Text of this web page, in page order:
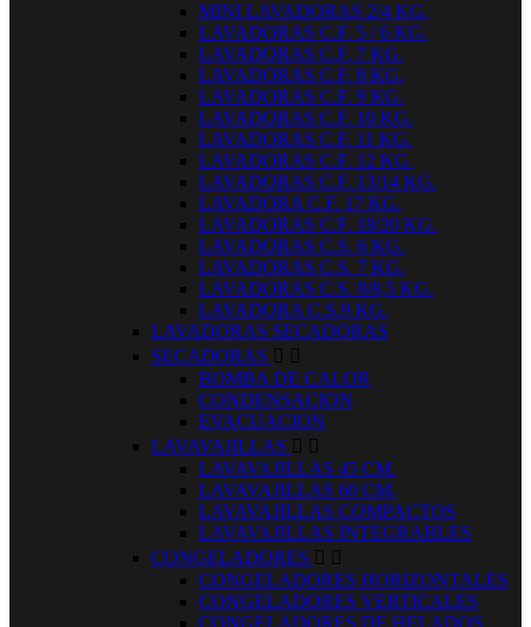
MINI LAVADORAS 2/4 KG.
LAVADORAS C.F. 5 / 6 KG.
LAVADORAS C.F. 7 KG.
LAVADORAS C.F. 8 KG.
LAVADORAS C.F. 9 KG.
LAVADORAS C.F. 10 KG.
LAVADORAS C.F. 11 KG.
LAVADORAS C.F. 12 KG.
LAVADORAS C.F. 13/14 KG.
LAVADORA C.F. 17 KG.
LAVADORAS C.F. 18/20 KG.
LAVADORAS C.S. 6 KG.
LAVADORAS C.S. 7 KG.
LAVADORAS C.S. 8/8,5 KG.
LAVADORA C.S.9 KG.
LAVADORAS SECADORAS
SECADORAS  
BOMBA DE CALOR
CONDENSACION
EVACUACION
LAVAVAJILLAS  
LAVAVAJILLAS 45 CM.
LAVAVAJILLAS 60 CM.
LAVAVAJILLAS COMPACTOS
LAVAVAJILLAS INTEGRABLES
CONGELADORES  
CONGELADORES HORIZONTALES
CONGELADORES VERTICALES
CONGELADORES DE HELADOS